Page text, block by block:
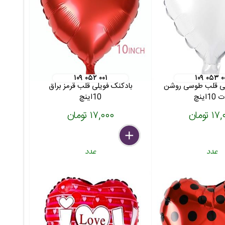
۰۵۳ ۰۰۱
قلب طوسی روشن
عدد
۱۰۹ ۰۵۲ ۰۰۱
بادکنک فویلی قلب قرمز براق
10اینچ
۱۷,۰۰۰ تومان
delete
remove
add
عدد